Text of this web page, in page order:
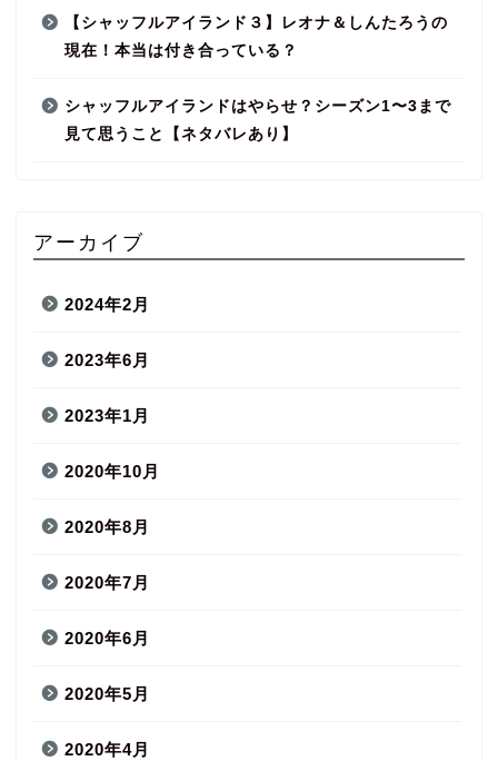
【シャッフルアイランド３】レオナ＆しんたろうの
現在！本当は付き合っている？
シャッフルアイランドはやらせ？シーズン1〜3まで
見て思うこと【ネタバレあり】
アーカイブ
2024年2月
2023年6月
2023年1月
2020年10月
2020年8月
2020年7月
2020年6月
2020年5月
2020年4月